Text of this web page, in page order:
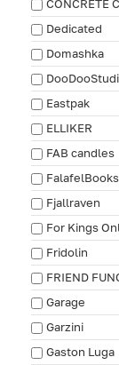
CONCRETE
Dedicated
Domashka
Eastpak
ELLIKER
FAB сandles
FalafelBooks
Fjallraven
For Kings
Fridolin
FRIEND
Garage
Garzini
Gaston Luga